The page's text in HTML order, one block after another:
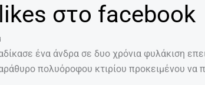
στο facebook
ένα άνδρα σε δυο χρόνια φυλάκιση
πολυόροφου κτιρίου προκειμένου να